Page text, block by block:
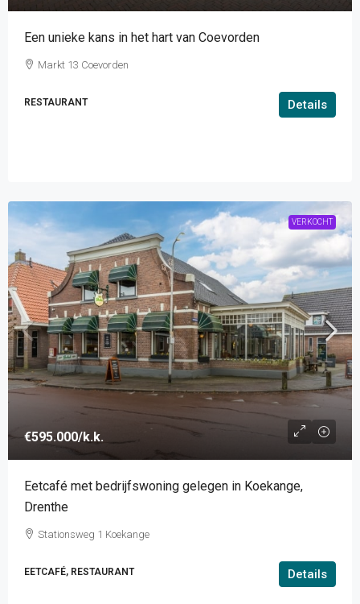
Een unieke kans in het hart van Coevorden
Markt 13 Coevorden
RESTAURANT Details
VERKOCHT
€595.000/k.k.
Eetcafé met bedrijfswoning gelegen in Koekange,
Drenthe
Stationsweg 1 Koekange
EETCAFÉ, RESTAURANT Details